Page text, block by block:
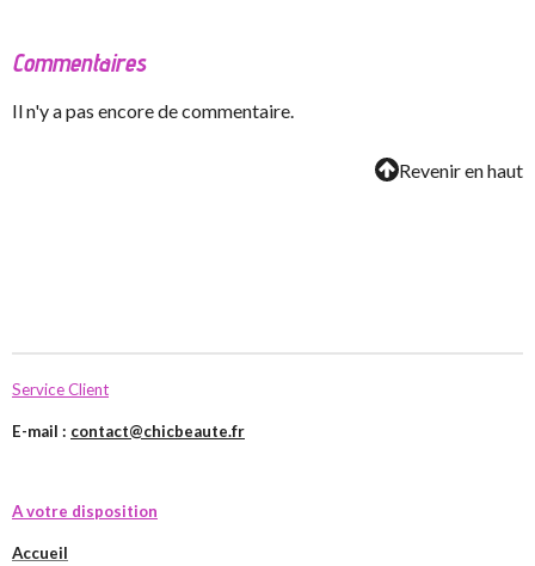
Commentaires
Il n'y a pas encore de commentaire.
Revenir en haut
Service Client
E-mail : contact@chicbeaute.fr
A votre disposition
Accueil